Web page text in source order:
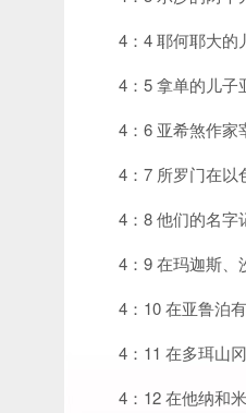
4：4 耶何耶大的
4：5 拿单的儿子
4：6 亚希煞作家
4：7 所罗门在以
4：8 他们的名字
4：9 在玛迦斯、
4：10 在亚鲁泊
4：11 在多珥山
4：12 在他纳和